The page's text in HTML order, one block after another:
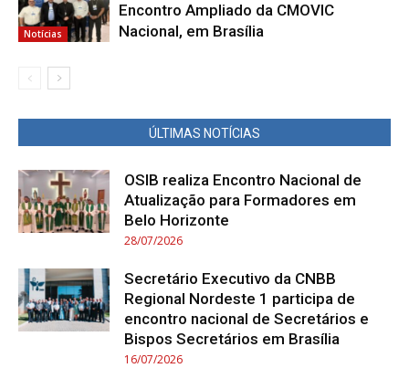
Notícias
Encontro Ampliado da CMOVIC
Nacional, em Brasília
ÚLTIMAS NOTÍCIAS
OSIB realiza Encontro Nacional de
Atualização para Formadores em
Belo Horizonte
28/07/2026
Secretário Executivo da CNBB
Regional Nordeste 1 participa de
encontro nacional de Secretários e
Bispos Secretários em Brasília
16/07/2026